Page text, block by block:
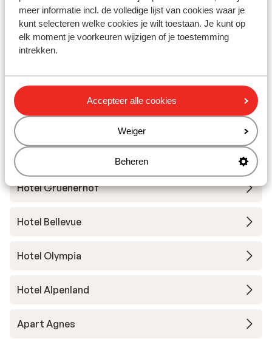
meer informatie incl. de volledige lijst van cookies waar je
kunt selecteren welke cookies je wilt toestaan. Je kunt op
elk moment je voorkeuren wijzigen of je toestemming
intrekken.
Accepteer alle cookies
Weiger
Beheren
Skimateriaal
Andere accommodaties in Obergurgl-
Hochgurgl
Alpen-Wellness Resort Hochfirst
Hotel Austria Gourmet & Wine
Hotel Gruenerhof
Hotel Bellevue
Hotel Olympia
Hotel Alpenland
Apart Agnes